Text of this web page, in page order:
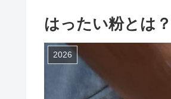
はったい粉とは
2026